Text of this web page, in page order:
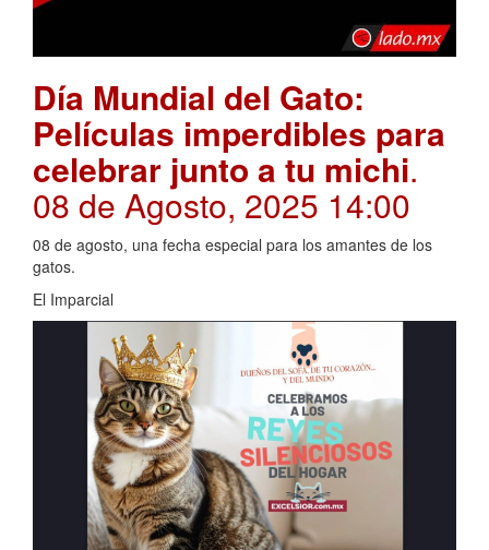
Día Mundial del Gato:
Películas imperdibles para
celebrar junto a tu michi.
08 de Agosto, 2025 14:00
08 de agosto, una fecha especial para los amantes de los
gatos.
El Imparcial